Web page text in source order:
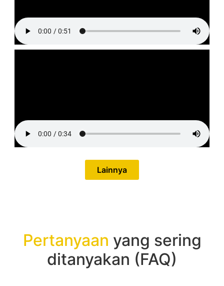
Lainnya
Pertanyaan yang sering
ditanyakan (FAQ)